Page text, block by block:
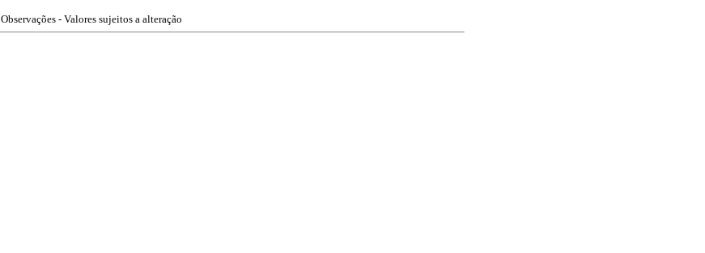
Observações - Valores sujeitos a alteração